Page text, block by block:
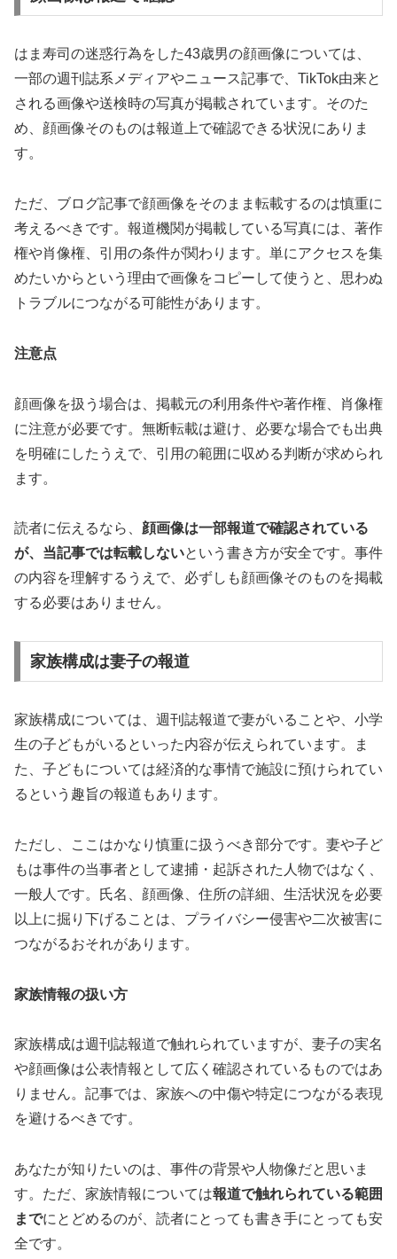
はま寿司の迷惑行為をした43歳男の顔画像については、
一部の週刊誌系メディアやニュース記事で、TikTok由来と
される画像や送検時の写真が掲載されています。そのた
め、顔画像そのものは報道上で確認できる状況にありま
す。
ただ、ブログ記事で顔画像をそのまま転載するのは慎重に
考えるべきです。報道機関が掲載している写真には、著作
権や肖像権、引用の条件が関わります。単にアクセスを集
めたいからという理由で画像をコピーして使うと、思わぬ
トラブルにつながる可能性があります。
注意点
顔画像を扱う場合は、掲載元の利用条件や著作権、肖像権
に注意が必要です。無断転載は避け、必要な場合でも出典
を明確にしたうえで、引用の範囲に収める判断が求められ
ます。
読者に伝えるなら、 顔画像は一部報道で確認されている
が、当記事では転載しないという書き方が安全です。事件
の内容を理解するうえで、必ずしも顔画像そのものを掲載
する必要はありません。
家族構成は妻子の報道
家族構成については、週刊誌報道で妻がいることや、小学
生の子どもがいるといった内容が伝えられています。ま
た、子どもについては経済的な事情で施設に預けられてい
るという趣旨の報道もあります。
ただし、ここはかなり慎重に扱うべき部分です。妻や子ど
もは事件の当事者として逮捕・起訴された人物ではなく、
一般人です。氏名、顔画像、住所の詳細、生活状況を必要
以上に掘り下げることは、プライバシー侵害や二次被害に
つながるおそれがあります。
家族情報の扱い方
家族構成は週刊誌報道で触れられていますが、妻子の実名
や顔画像は公表情報として広く確認されているものではあ
りません。記事では、家族への中傷や特定につながる表現
を避けるべきです。
あなたが知りたいのは、事件の背景や人物像だと思いま
す。ただ、家族情報については報道で触れられている範囲
までにとどめるのが、読者にとっても書き手にとっても安
全です。